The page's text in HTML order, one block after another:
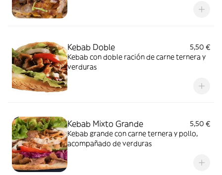
Kebab Doble
5,50 €
Kebab con doble ración de carne ternera y
verduras
Kebab Mixto Grande
5,50 €
Kebab grande con carne ternera y pollo,
acompañado de verduras